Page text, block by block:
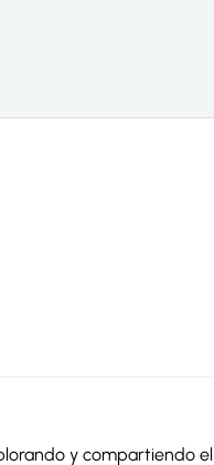
y compartiendo